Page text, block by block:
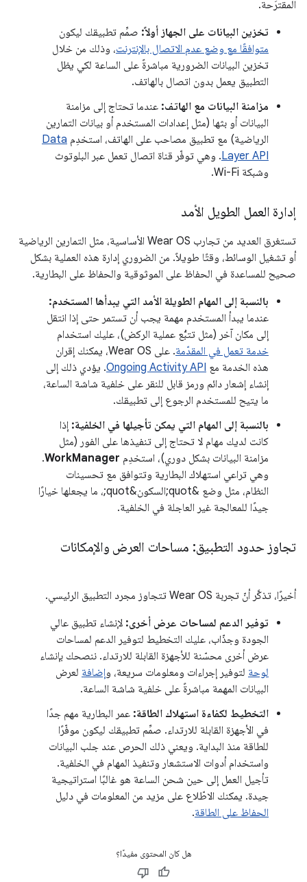
المقترَحة.
تخزين البيانات على الجهاز أولاً: صمِّم تطبيقك ليكون
متوافقًا مع وضع عدم الاتصال بالإنترنت، وذلك من خلال
تخزين البيانات الضرورية مباشرةً على الساعة لكي يظل
التطبيق يعمل بدون اتصال بالهاتف.
مزامنة البيانات مع الهاتف: عندما تحتاج إلى مزامنة
البيانات أو بثها (مثل إعدادات المستخدم أو بيانات التمارين
الرياضية) مع تطبيق مصاحب على الهاتف، استخدِم Data
Layer API. وهي توفّر قناة اتصال تعمل عبر البلوتوث
وشبكة Wi-Fi.
إدارة العمل الطويل الأمد
تستغرق العديد من تجارب Wear OS الأساسية، مثل التمارين الرياضية
أو تشغيل الوسائط، وقتًا طويلاً. من الضروري إدارة هذه العملية بشكل
صحيح للمساعدة في الحفاظ على الموثوقية والحفاظ على البطارية.
بالنسبة إلى المهام الطويلة الأمد التي يبدأها المستخدم:
عندما يبدأ المستخدم مهمة يجب أن تستمر حتى إذا انتقل
إلى مكان آخر (مثل تتبُّع عملية الركض)، عليك استخدام
خدمة تعمل في المقدّمة
. على Wear OS، يمكنك إقران
هذه الخدمة مع Ongoing Activity API. يؤدي ذلك إلى
إنشاء إشعار دائم ورمز قابل للنقر على خلفية شاشة الساعة،
ما يتيح للمستخدم الرجوع إلى تطبيقك.
بالنسبة إلى المهام التي يمكن تأجيلها في الخلفية: إذا
كانت لديك مهام لا تحتاج إلى تنفيذها على الفور (مثل
مزامنة البيانات بشكل دوري)، استخدِم WorkManager
.
وهي تراعي استهلاك البطارية وتتوافق مع تحسينات
النظام، مثل وضع &quot;السكون&quot;، ما يجعلها خيارًا
جيدًا للمعالجة غير العاجلة في الخلفية.
تجاوز حدود التطبيق: مساحات العرض والإمكانات
أخيرًا، تذكَّر أنّ تجربة Wear OS تتجاوز مجرد التطبيق الرئيسي.
توفير الدعم لمساحات عرض أخرى: لإنشاء تطبيق عالي
الجودة وجذّاب، عليك التخطيط لتوفير الدعم لمساحات
عرض أخرى محسّنة للأجهزة القابلة للارتداء. ننصحك بإنشاء
لوحة لتوفير إجراءات ومعلومات سريعة، وإضافة لعرض
البيانات المهمة مباشرةً على خلفية شاشة الساعة.
التخطيط لكفاءة استهلاك الطاقة: عمر البطارية مهم جدًا
في الأجهزة القابلة للارتداء. صمِّم تطبيقك ليكون موفّرًا
للطاقة منذ البداية. ويعني ذلك الحرص عند جلب البيانات
واستخدام أدوات الاستشعار وتنفيذ المهام في الخلفية.
تأجيل العمل إلى حين شحن الساعة هو غالبًا استراتيجية
جيدة. يمكنك الاطّلاع على مزيد من المعلومات في دليل
الحفاظ على الطاقة.
هل كان المحتوى مفيدًا؟